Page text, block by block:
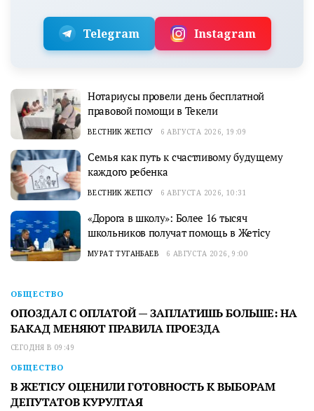
Telegram Instagram
Нотариусы провели день бесплатной
правовой помощи в Текели
ВЕСТНИК ЖЕТІСУ 6 АВГУСТА 2026, 19:09
Семья как путь к счастливому будущему
каждого ребенка
ВЕСТНИК ЖЕТІСУ 6 АВГУСТА 2026, 10:31
«Дорога в школу»: Более 16 тысяч
школьников получат помощь в Жетісу
МУРАТ ТУГАНБАЕВ 6 АВГУСТА 2026, 9:00
ОБЩЕСТВО
ОПОЗДАЛ С ОПЛАТОЙ — ЗАПЛАТИШЬ БОЛЬШЕ: НА
БАКАД МЕНЯЮТ ПРАВИЛА ПРОЕЗДА
СЕГОДНЯ В 09:49
ОБЩЕСТВО
В ЖЕТІСУ ОЦЕНИЛИ ГОТОВНОСТЬ К ВЫБОРАМ
ДЕПУТАТОВ КУРУЛТАЯ